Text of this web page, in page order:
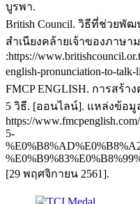
บูรพา.
British Council. วิธีที่ช่วย
สำเนียงคล้ายเจ้าของภาษ
:https://
english-pronunciation-to-
FMCP ENGLISH. การสร้
5 วิธี. [ออนไลน์]. แหล่งข้อมู
https://
5-
[29 พฤศจิกายน 2561].